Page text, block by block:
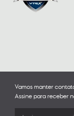
Vamos manter
Assine para receber